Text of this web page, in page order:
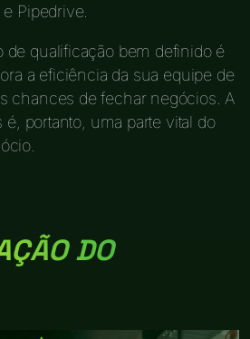
Pipedrive.
de qualificação bem definido é
a eficiência da sua equipe de
chances de fechar negócios. A
é, portanto, uma parte vital do
DO